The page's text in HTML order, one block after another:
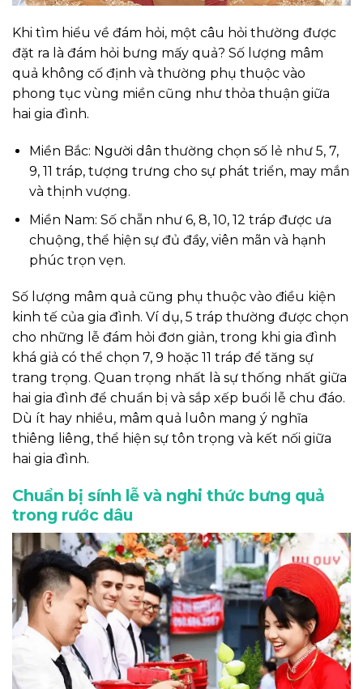
Khi tìm hiểu về đám hỏi, một câu hỏi thường được
đặt ra là đám hỏi bưng mấy quả? Số lượng mâm
quả không cố định và thường phụ thuộc vào
phong tục vùng miền cũng như thỏa thuận giữa
hai gia đình.
Miền Bắc: Người dân thường chọn số lẻ như 5, 7,
9, 11 tráp, tượng trưng cho sự phát triển, may mắn
và thịnh vượng.
Miền Nam: Số chẵn như 6, 8, 10, 12 tráp được ưa
chuộng, thể hiện sự đủ đầy, viên mãn và hạnh
phúc trọn vẹn.
Số lượng mâm quả cũng phụ thuộc vào điều kiện
kinh tế của gia đình. Ví dụ, 5 tráp thường được chọn
cho những lễ đám hỏi đơn giản, trong khi gia đình
khá giả có thể chọn 7, 9 hoặc 11 tráp để tăng sự
trang trọng. Quan trọng nhất là sự thống nhất giữa
hai gia đình để chuẩn bị và sắp xếp buổi lễ chu đáo.
Dù ít hay nhiều, mâm quả luôn mang ý nghĩa
thiêng liêng, thể hiện sự tôn trọng và kết nối giữa
hai gia đình.
Chuẩn bị sính lễ và nghi thức bưng quả
trong rước dâu